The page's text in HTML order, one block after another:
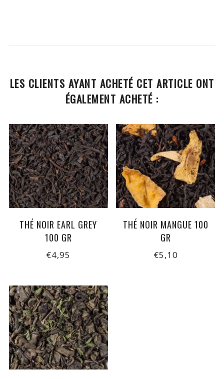
LES CLIENTS AYANT ACHETÉ CET ARTICLE ONT
ÉGALEMENT ACHETÉ :
THÉ NOIR EARL GREY
100 GR
€4,95
THÉ NOIR MANGUE 100
GR
€5,10